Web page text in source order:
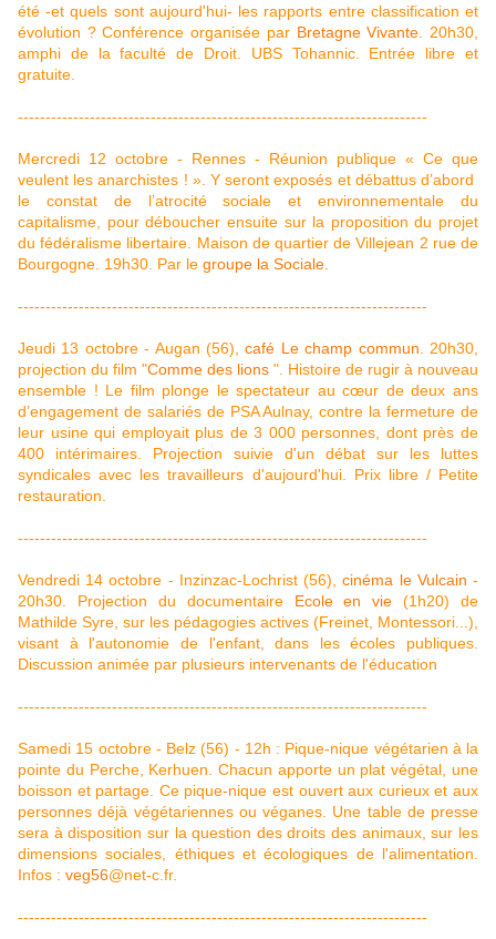
été -et quels sont aujourd'hui- les rapports entre classification et
évolution ? Conférence organisée par Bretagne Vivante . 20h30,
amphi de la faculté de Droit. UBS Tohannic. Entrée libre et
gratuite.
--------------------------------------------------------------------------
Mercredi 12 octobre - Rennes - Réunion publique « Ce que
veulent les anarchistes ! ». Y seront exposés et débattus d’abord
le constat de l’atrocité sociale et environnementale du
capitalisme, pour déboucher ensuite sur la proposition du projet
du fédéralisme libertaire. Maison de quartier de Villejean 2 rue de
Bourgogne. 19h30. Par le groupe la Sociale
--------------------------------------------------------------------------
Jeudi 13 octobre - Augan (56),café Le champ commun . 20h30,
projection du film "Comme des lions ". Histoire de rugir à nouveau
ensemble ! Le film plonge le spectateur au cœur de deux ans
d’engagement de salariés de PSA Aulnay, contre la fermeture de
leur usine qui employait plus de 3 000 personnes, dont près de
400 intérimaires. Projection suivie d'un débat sur les luttes
syndicales avec les travailleurs d'aujourd'hui. Prix libre / Petite
restauration.
--------------------------------------------------------------------------
Vendredi 14 octobre - Inzinzac-Lochrist (56),cinéma le Vulcain -
20h30. Projection du documentaire Ecole en vie (1h20) de
Mathilde Syre, sur les pédagogies actives (Freinet, Montessori...),
visant à l'autonomie de l'enfant, dans les écoles publiques.
Discussion animée par plusieurs intervenants de l'éducation
--------------------------------------------------------------------------
Samedi 15 octobre - Belz (56) - 12h : Pique-nique végétarien à la
pointe du Perche, Kerhuen. Chacun apporte un plat végétal, une
boisson et partage. Ce pique-nique est ouvert aux curieux et aux
personnes déjà végétariennes ou véganes. Une table de presse
sera à disposition sur la question des droits des animaux, sur les
dimensions sociales, éthiques et écologiques de l'alimentation.
Infos : veg56@net-c.fr.
--------------------------------------------------------------------------